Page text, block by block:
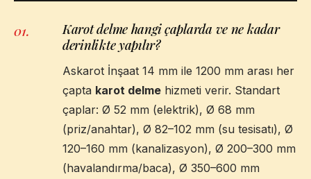
01.
Karot delme hangi çaplarda ve ne kadar
derinlikte yapılır?
Askarot İnşaat 14 mm ile 1200 mm arası her
çapta karot delme hizmeti verir. Standart
çaplar: Ø 52 mm (elektrik), Ø 68 mm
(priz/anahtar), Ø 82–102 mm (su tesisatı), Ø
120–160 mm (kanalizasyon), Ø 200–300 mm
(havalandırma/baca), Ø 350–600 mm